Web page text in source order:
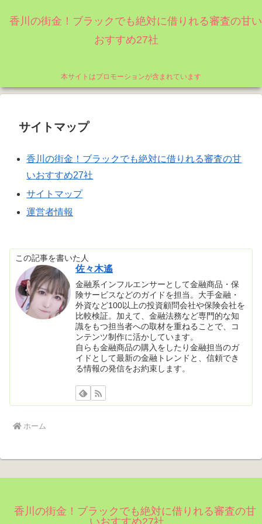
香川の街金！ブラックでも絶対に借りれる審査の甘い
おすすめ27社
本サイトはプロモーションが含まれています
サイトマップ
香川の街金！ブラックでも絶対に借りれる審査の甘
いおすすめ27社
サイトマップ
運営者情報
この記事を書いた人
佐々木遙
金融系インフルエンサーとして金融商品・保
険サービスなどのガイドを担当。大手金融・
外資など100以上の投資顧問会社や保険会社を
比較検証。加えて、金融法務など専門的な知
識をもつ担当者への取材を重ねることで、コ
ンテンツ制作に活かしています。
自らも金融商品の購入をしたり金融担当のガ
イドとして最新の金融トレンドと、信頼でき
る情報の発信をお約束します。
ホーム
香川の街金！ブラックでも絶対に借りれる審査の甘
いおすすめ27社